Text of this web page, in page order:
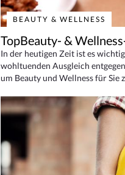
BEAUTY & WELLNESS
TopBeauty- &
In der heutigen Zeit ist es
wohltuenden Ausgleich
um Beauty und Wellness für Sie